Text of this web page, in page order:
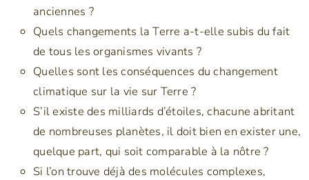
anciennes ?
Quels changements la Terre a-t-elle subis du fait
de tous les organismes vivants ?
Quelles sont les conséquences du changement
climatique sur la vie sur Terre ?
S’il existe des milliards d’étoiles, chacune abritant
de nombreuses planètes, il doit bien en exister une,
quelque part, qui soit comparable à la nôtre ?
Si l’on trouve déjà des molécules complexes,